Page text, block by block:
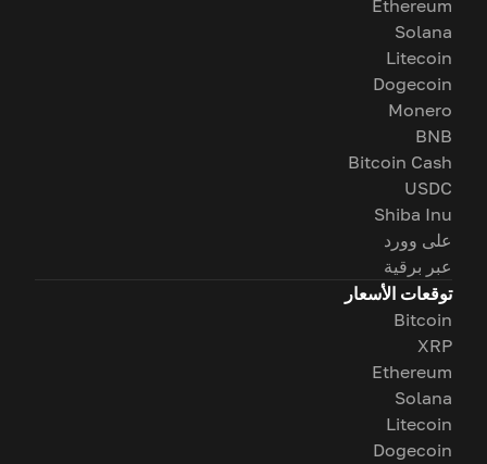
Ethereum
Solana
Litecoin
Dogecoin
Monero
BNB
Bitcoin Cash
USDC
Shiba Inu
على وورد
عبر برقية
توقعات الأسعار
Bitcoin
XRP
Ethereum
Solana
Litecoin
Dogecoin